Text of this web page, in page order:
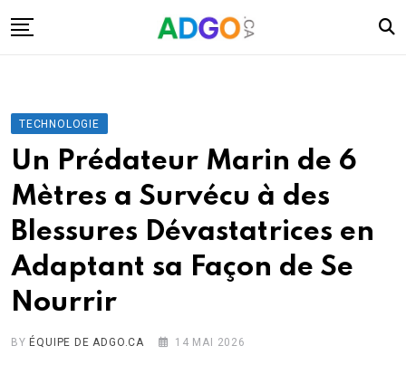
to
Santé
Énergie
Robots
Tech.
Militaire
Sciences
Culture
TECHNOLOGIE
Un Prédateur Marin de 6
Mètres a Survécu à des
Blessures Dévastatrices en
Adaptant sa Façon de Se
Nourrir
BYÉQUIPE DE ADGO.CA 14 MAI 2026